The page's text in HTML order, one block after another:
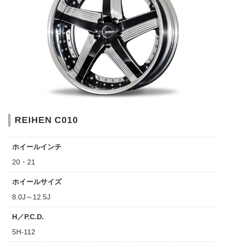
REIHEN C010
ホイールインチ
20・21
ホイールサイズ
8.0J～12.5J
H／P.C.D.
5H-112